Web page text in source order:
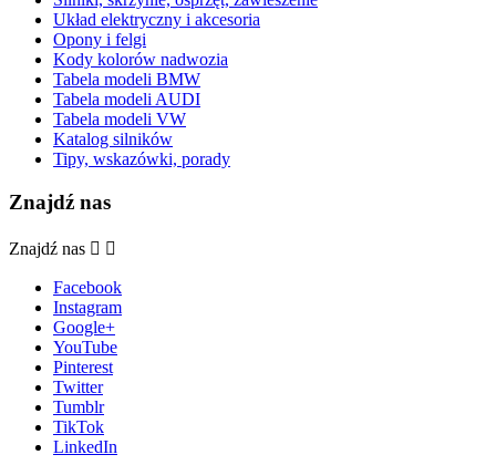
Układ elektryczny i akcesoria
Opony i felgi
Kody kolorów nadwozia
Tabela modeli BMW
Tabela modeli AUDI
Tabela modeli VW
Katalog silników
Tipy, wskazówki, porady
Znajdź nas
Znajdź nas  
Facebook
Instagram
Google+
YouTube
Pinterest
Twitter
Tumblr
TikTok
LinkedIn